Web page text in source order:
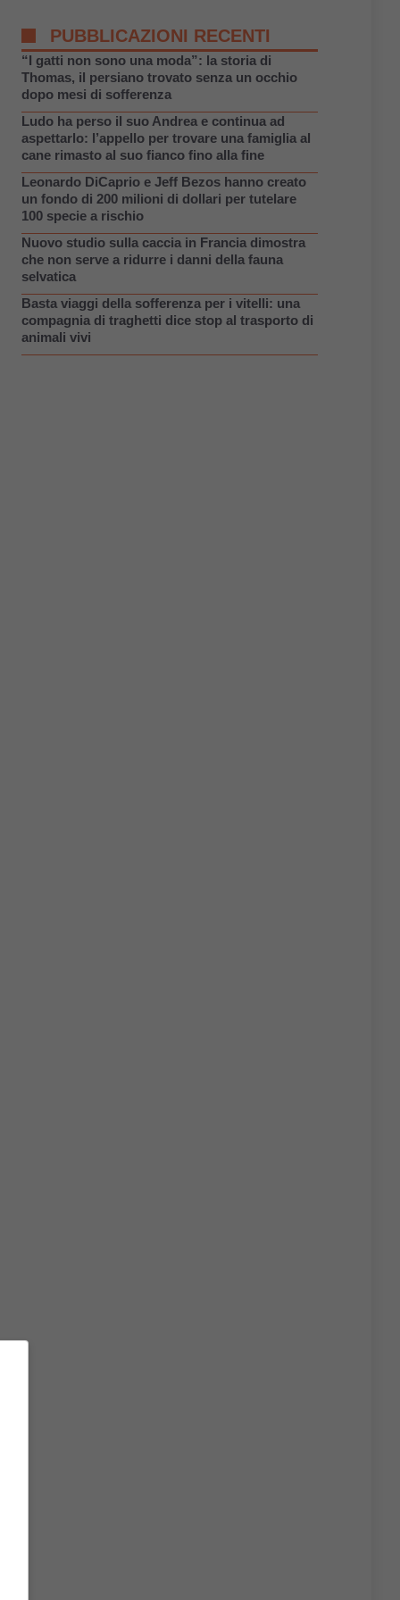
PUBBLICAZIONI RECENTI
“I gatti non sono una moda”: la storia di
Thomas, il persiano trovato senza un occhio
dopo mesi di sofferenza
Ludo ha perso il suo Andrea e continua ad
aspettarlo: l’appello per trovare una famiglia al
cane rimasto al suo fianco fino alla fine
Leonardo DiCaprio e Jeff Bezos hanno creato
un fondo di 200 milioni di dollari per tutelare
100 specie a rischio
Nuovo studio sulla caccia in Francia dimostra
che non serve a ridurre i danni della fauna
selvatica
Basta viaggi della sofferenza per i vitelli: una
compagnia di traghetti dice stop al trasporto di
animali vivi